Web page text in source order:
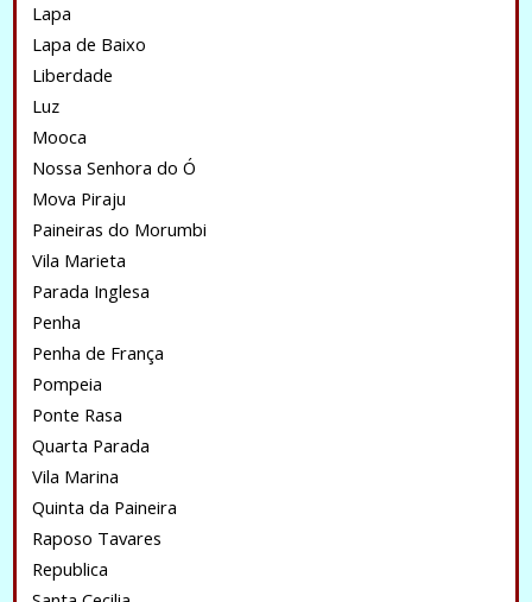
Lapa
Lapa de Baixo
Liberdade
Luz
Mooca
Nossa Senhora do Ó
Mova Piraju
Paineiras do Morumbi
Vila Marieta
Parada Inglesa
Penha
Penha de França
Pompeia
Ponte Rasa
Quarta Parada
Vila Marina
Quinta da Paineira
Raposo Tavares
Republica